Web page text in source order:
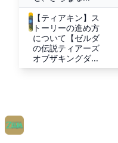
【ティアキン】ス
トーリーの進め方
について【ゼルダ
の伝説ティアーズ
オブザキングダ...